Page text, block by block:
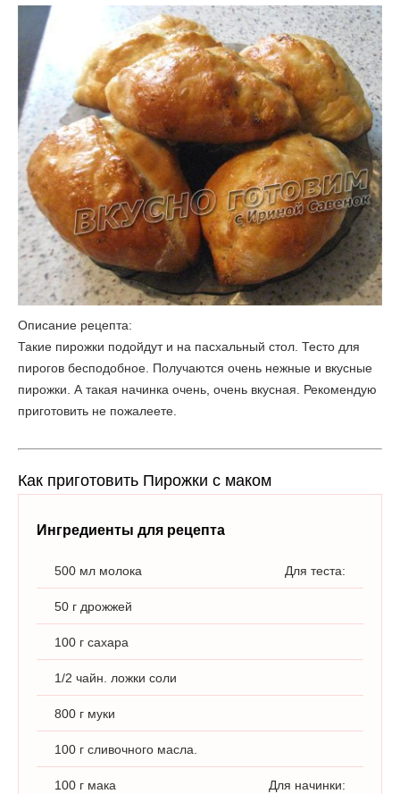
Описание рецепта:
Такие пирожки подойдут и на пасхальный стол. Тесто для
пирогов бесподобное. Получаются очень нежные и вкусные
пирожки. А такая начинка очень, очень вкусная. Рекомендую
приготовить не пожалеете.
Как приготовить Пирожки с маком
Ингредиенты для рецепта
Для теста:
500 мл молока
50 г дрожжей
100 г сахара
1/2 чайн. ложки соли
800 г муки
100 г сливочного масла.
Для начинки:
100 г мака